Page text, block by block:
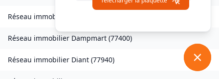
Réseau immobilier
Réseau immobilier Dampmart (77400)
Réseau immobilier Diant (77940)